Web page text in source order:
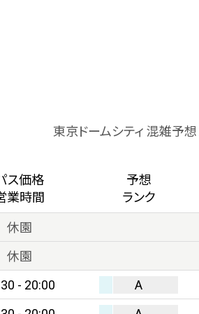
東京ドームシティ 混雑予
ス価格
業時間
予想
ランク
休園
休園
- 20:00
A